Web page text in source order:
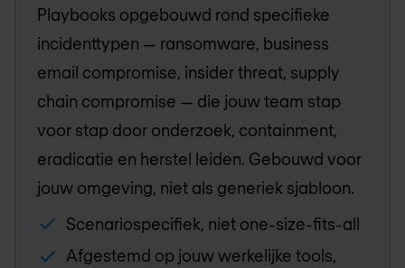
Playbooks opgebouwd rond specifieke
incidenttypen — ransomware, business
email compromise, insider threat, supply
chain compromise — die jouw team stap
voor stap door onderzoek, containment,
eradicatie en herstel leiden. Gebouwd voor
jouw omgeving, niet als generiek sjabloon.
Scenariospecifiek, niet one-size-fits-all
Afgestemd op jouw werkelijke tools,